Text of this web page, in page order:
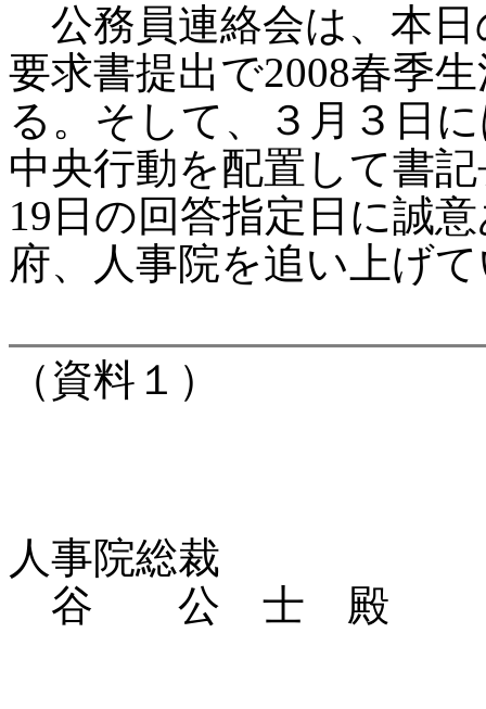
公務員連絡会は、本日
要求書提出で2008春季
る。そして、３月３日
中央行動を配置して書
19日の回答指定日に誠
府、人事院を追い上げ
（資料１）
人事院総裁
谷 公 士 殿